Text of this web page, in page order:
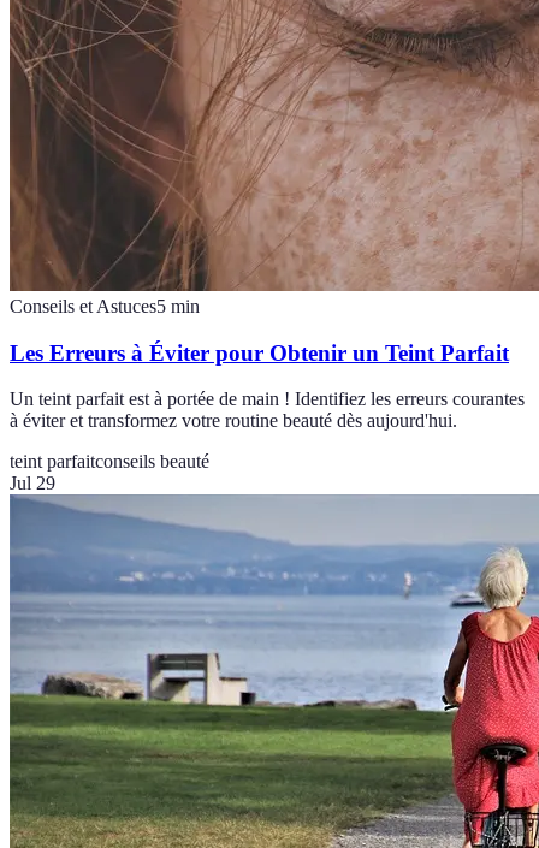
Conseils et Astuces5 min
Les Erreurs à Éviter pour Obtenir un Teint Parfait
Un teint parfait est à portée de main ! Identifiez les erreurs courantes
à éviter et transformez votre routine beauté dès aujourd'hui.
teint parfaitconseils beauté
Jul 29